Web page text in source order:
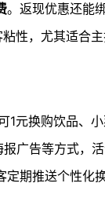
。返现优惠还能
性，尤其适合主
1元换购饮品、
广告等方式，
期推送个性化